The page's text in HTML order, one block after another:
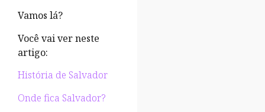
Vamos lá?
Você vai ver neste
artigo:
História de Salvador
Onde fica Salvador?